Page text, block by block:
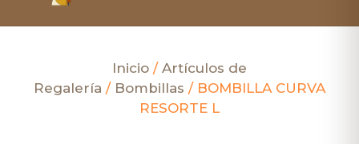
Inicio / Artículos de
Regalería / Bombillas / BOMBILLA CURVA
RESORTE L